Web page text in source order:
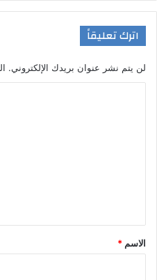
اترك تعليقاً
لن يتم نشر عنوان بريدك الإلكتروني.
*
الاسم *